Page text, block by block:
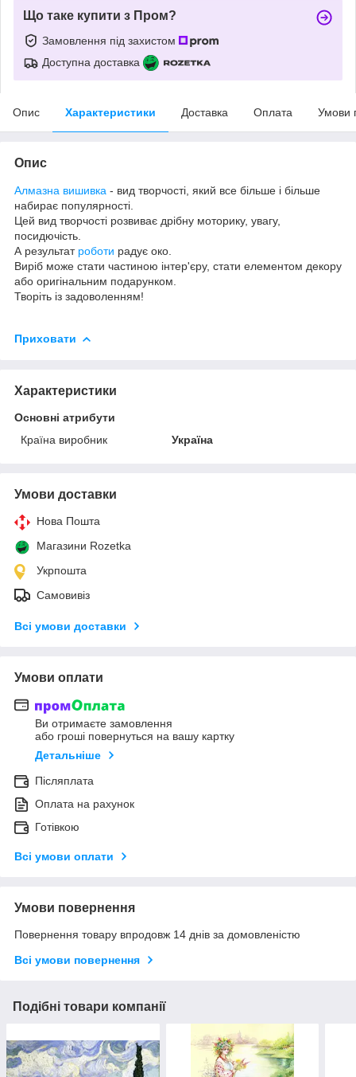
Що таке купити з Пром?
Замовлення під захистом
Доступна доставка
Опис Характеристики Доставка Оплата Умови
Опис
Алмазна вишивка - вид творчості, який все більше і більше
набирає популярності.
Цей вид творчості розвиває дрібну моторику, увагу,
посидючість.
А результат роботи радує око.
Виріб може стати частиною інтер'єру, стати елементом декору
або оригінальним подарунком.
Творіть із задоволенням!
Приховати
Характеристики
Основні атрибути
Країна виробник
Україна
Умови доставки
Нова Пошта
Магазини Rozetka
Укрпошта
Самовивіз
Всі умови доставки
Умови оплати
Ви отримаєте замовлення
або гроші повернуться на вашу картку
Детальніше
Післяплата
Оплата на рахунок
Готівкою
Всі умови оплати
Умови повернення
Повернення товару впродовж 14 днів за домовленістю
Всі умови повернення
Подібні товари компанії